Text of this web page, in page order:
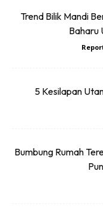
Baja kulit pisang
hany perlu gali
Trend Bilik Mandi
Baharu
5 Kesilapan
Bumbung Rumah